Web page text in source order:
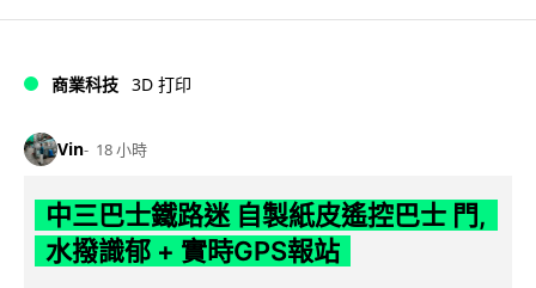
商業科技 3D 打印
Vin 18 小時
中三巴士鐵路迷 自製紙皮遙控巴士 門,
水撥識郁 + 實時GPS報站